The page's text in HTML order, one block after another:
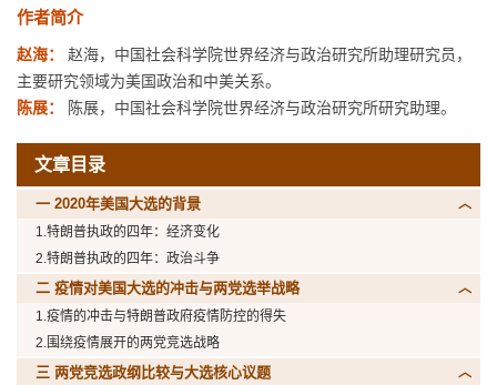
作者简介
赵海：
赵海，中国社会科学院世界经济与政治研究所助理研究员，
主要研究领域为美国政治和中美关系。
陈展：
陈展，中国社会科学院世界经济与政治研究所研究助理。
文章目录
一 2020年美国大选的背景
1.特朗普执政的四年：经济变化
2.特朗普执政的四年：政治斗争
二 疫情对美国大选的冲击与两党选举战略
1.疫情的冲击与特朗普政府疫情防控的得失
2.围绕疫情展开的两党竞选战略
三 两党竞选政纲比较与大选核心议题